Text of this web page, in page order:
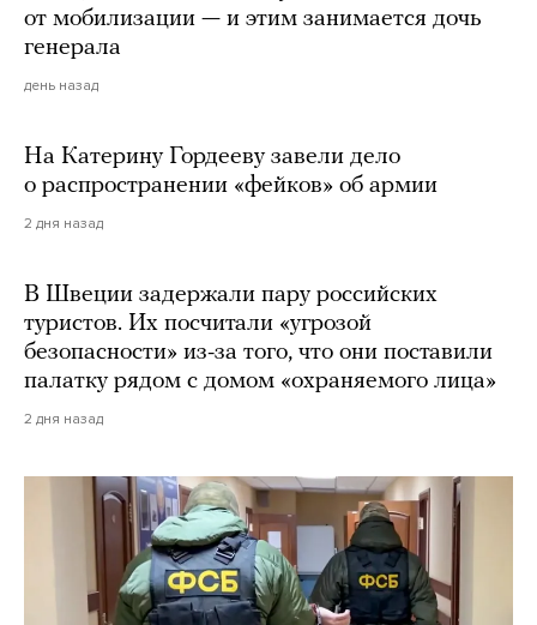
от мобилизации — и этим занимается дочь
генерала
день назад
На Катерину Гордееву завели дело
о распространении «фейков» об армии
2 дня назад
В Швеции задержали пару российских
туристов. Их посчитали «угрозой
безопасности» из-за того, что они поставили
палатку рядом с домом «охраняемого лица»
2 дня назад